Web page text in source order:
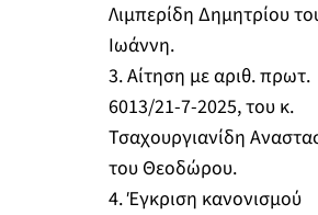
Λιμπερίδη Δημητρίου
Ιωάννη.
3. Αίτηση με αριθ. πρωτ.
6013/21-7-2025, του κ.
Τσαχουργιανίδη
του Θεοδώρου.
4. Έγκριση κανονισμού